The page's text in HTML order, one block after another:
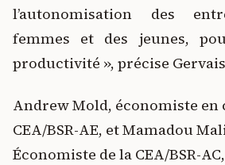
l’autonomisation des
femmes et des jeunes,
productivité », précise
Andrew Mold, économiste en
CEA/BSR-AE, et Mamadou
Économiste de la CEA/BSR-